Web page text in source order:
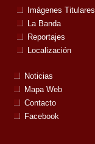
Imágenes Titulares
La Banda
Reportajes
Localización
Noticias
Mapa Web
Contacto
Facebook